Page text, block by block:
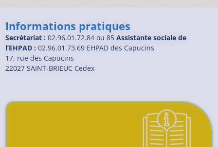
Informations pratiques
Secrétariat : 02.96.01.72.84 ou 85Assistante sociale de
l’EHPAD : 02.96.01.73.69 EHPAD des Capucins
17, rue des Capucins
22027 SAINT-BRIEUC Cedex